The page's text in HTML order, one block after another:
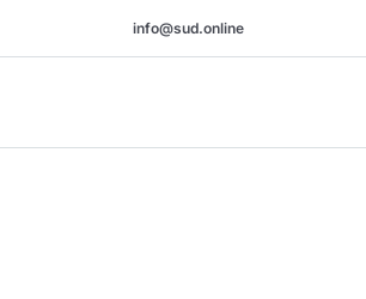
info@sud.online